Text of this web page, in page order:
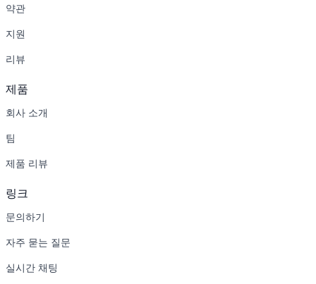
약관
지원
리뷰
제품
회사 소개
팀
제품 리뷰
링크
문의하기
자주 묻는 질문
실시간 채팅